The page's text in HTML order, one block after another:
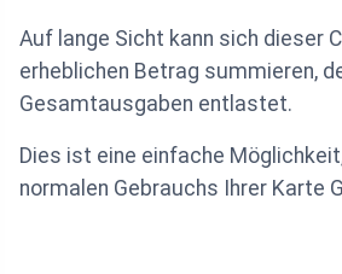
Auf lange Sicht kann sich dieser
erheblichen Betrag summieren,
Gesamtausgaben entlastet.
Dies ist eine einfache
normalen Gebrauchs Ihrer Karte